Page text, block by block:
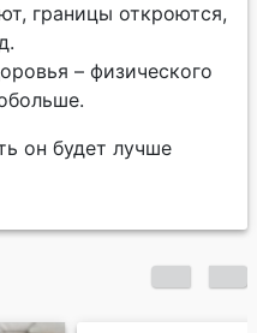
границы откроются,
– физического
он будет лучше